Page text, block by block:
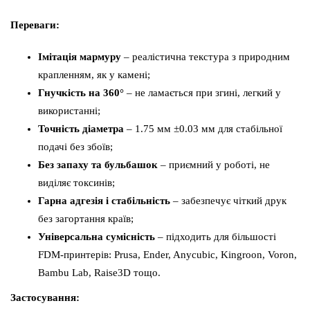
Переваги:
Імітація мармуру – реалістична текстура з природним
крапленням, як у камені;
Гнучкість на 360° – не ламається при згині, легкий у
використанні;
Точність діаметра – 1.75 мм ±0.03 мм для стабільної
подачі без збоїв;
Без запаху та бульбашок – приємний у роботі, не
виділяє токсинів;
Гарна адгезія і стабільність – забезпечує чіткий друк
без загортання країв;
Універсальна сумісність – підходить для більшості
FDM-принтерів: Prusa, Ender, Anycubic, Kingroon, Voron,
Bambu Lab, Raise3D тощо.
Застосування: